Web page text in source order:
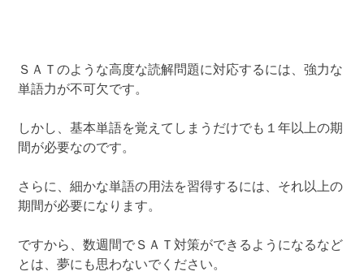
ＳＡＴのような高度な読解問題に対応するには、強力な
単語力が不可欠です。
しかし、基本単語を覚えてしまうだけでも１年以上の期
間が必要なのです。
さらに、細かな単語の用法を習得するには、それ以上の
期間が必要になります。
ですから、数週間でＳＡＴ対策ができるようになるなど
とは、夢にも思わないでください。